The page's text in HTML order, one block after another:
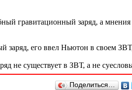
гравитационный заряд, а
его ввел Ньютон в своем
не существует в ЗВТ, а не
Поделиться…